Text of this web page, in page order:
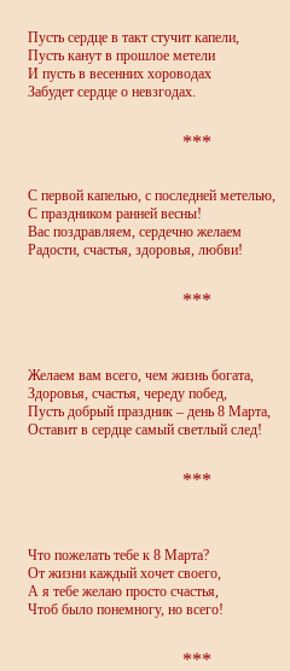
Пусть сердце в такт стучит капели,
Пусть канут в прошлое метели
И пусть в весенних хороводах
Забудет сердце о невзгодах.
***
С первой капелью, с последней метелью,
С праздником ранней весны!
Вас поздравляем, сердечно желаем
Радости, счастья, здоровья, любви!
***
Желаем вам всего, чем жизнь богата,
Здоровья, счастья, череду побед,
Пусть добрый праздник – день 8 Марта,
Оставит в сердце самый светлый след!
***
Что пожелать тебе к 8 Марта?
От жизни каждый хочет своего,
А я тебе желаю просто счастья,
Чтоб было понемногу, но всего!
***